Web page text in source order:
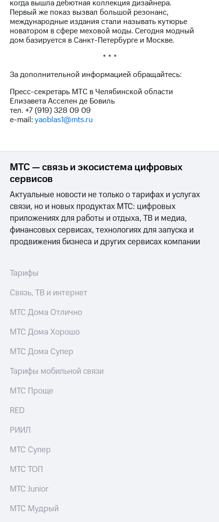
когда вышла дебютная коллекция дизайнера.
Первый же показ вызвал большой резонанс,
международные издания стали называть кутюрье
новатором в сфере меховой моды. Сегодня модный
дом базируется в Санкт-Петербурге и Москве.
* * *
За дополнительной информацией обращайтесь:
Пресс-секретарь МТС в Челябинской области
Елизавета Асселен де Бовиль
тел. +7 (919) 328 09 09
e-mail:yaoblas1@mts.ru
МТС — связь и экосистема цифровых
сервисов
Актуальные новости не только о тарифах и услугах
связи, но и новых продуктах МТС: цифровых
приложениях для работы и отдыха, ТВ и медиа,
финансовых сервисах, технологиях для запуска и
продвижения бизнеса и других сервисах компании
Тарифы
Связь, ТВ и интернет
МТС Дома Отлично
МТС Дома Хорошо
МТС Дома Супер
Тарифы мобильной связи
МТС Проще
RED
РИИЛ
МТС Супер
МТС ТОП
МТС Junior
МТС Мудрый